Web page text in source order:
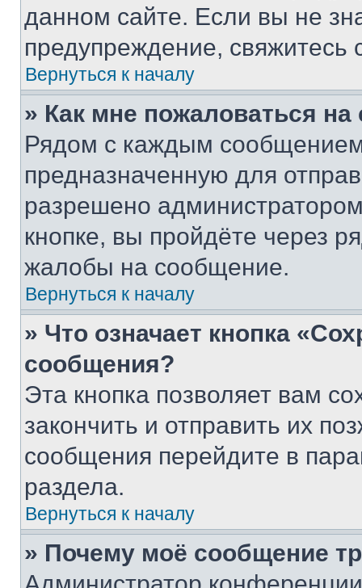
данном сайте. Если вы не
предупреждение,
Вернуться к началу
» Как мне пожаловаться
Рядом с каждым сообщением
предназначенную для
разрешено
кнопке, вы пройдёте через
жалобы на сообщение.
Вернуться к началу
» Что означает кнопка
сообщения?
Эта кнопка позволяет вам
закончить и отправить их
сообщения перейдите в
раздела.
Вернуться к началу
» Почему моё сообщение